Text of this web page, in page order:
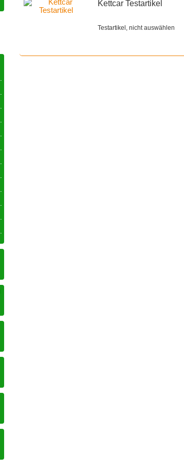
Kettcar Testartikel
Testartikel, nicht auswählen